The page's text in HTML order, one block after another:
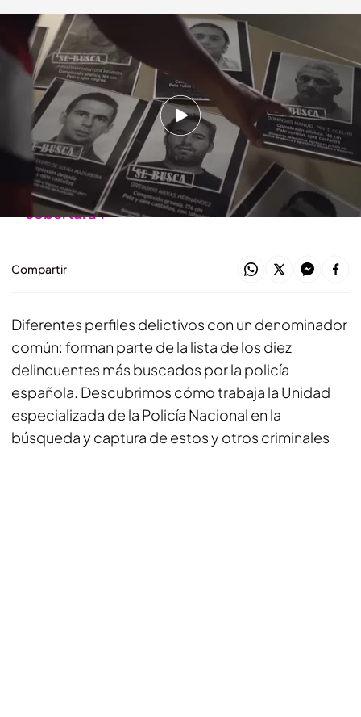
'Fuera de cobertura' | Fugitivos
Fuera de cobertura
01 ABR 2025 - 00:30h.
Dale al 'play' y disfruta del programa completo
de 'Fuera de cobertura'
¡Todos los programas completos de 'Fuera de
cobertura'!
Compartir
Diferentes perfiles delictivos con un denominador
común: forman parte de la lista de los diez
delincuentes más buscados por la policía
española. Descubrimos cómo trabaja la Unidad
especializada de la Policía Nacional en la
búsqueda y captura de estos y otros criminales